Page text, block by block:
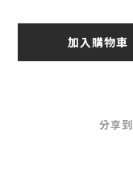
加入購物車
分享到